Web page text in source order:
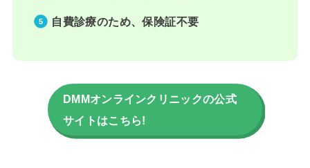
自費診療のため、保険証不要
DMMオンラインクリニックの公式
サイトはこちら!